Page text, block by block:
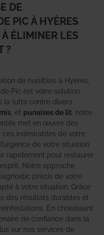
DE
PIC À HYÈRES
ÉLIMINER LES
?
de nuisibles à Hyères,
de Pic est votre solution
la lutte contre divers
, et punaises de lit , notre
met en œuvre des
indésirables de votre
de votre situation
rapidement pour restaurer
Notre approche
précis de votre
à votre situation. Grâce
des résultats durables et
En choisissant
de confiance dans la
sur nos services de